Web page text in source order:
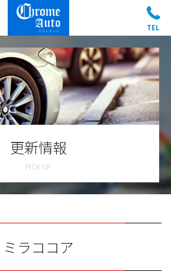
更新情報
ミラココア